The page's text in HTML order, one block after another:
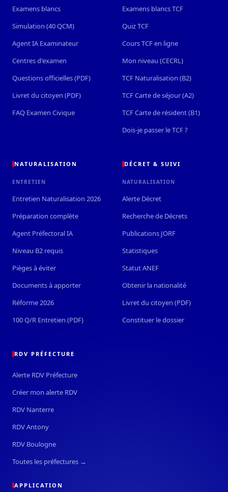
Examens blancs
Simulation (40 QCM)
Agent IA Examinateur
Centres d'examen
Questions officielles (PDF)
Livret du citoyen (PDF)
FAQ Examen Civique
Examens blancs TCF
Quiz TCF
Cours TCF en ligne
Mon niveau (CECRL)
TCF Naturalisation (B2)
TCF Carte de séjour (A2)
TCF Carte de résident (B1)
Dois-je passer le TCF ?
NATURALISATION
ENTRETIEN
Entretien Naturalisation 2026
Préparation complète
Agent Préfectoral IA
Niveau B2 requis
Pièges à éviter
Documents à apporter
Réforme 2026
100 Q/R Entretien (PDF)
DÉCRET & SUIVI
NATURALISATION
Alerte Décret
Recherche de Décrets
Publications JORF
Statistiques
Statut ANEF
Obtenir la nationalité
Livret du citoyen (PDF)
Constituer le dossier
RDV PRÉFECTURE
Alerte RDV Préfecture
Créer mon alerte RDV
RDV Nanterre
RDV Antony
RDV Boulogne
Toutes les préfectures →
APPLICATION